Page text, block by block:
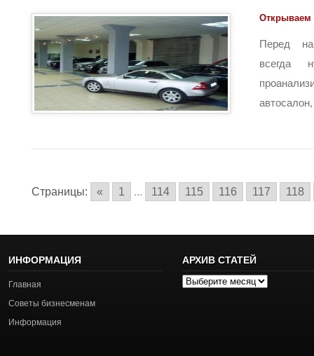
Открываем
Перед
всегда
Страницы: « 1 ... 114 115 116 117 118
ИНФОРМАЦИЯ
Главная
Советы бизнесменам
Информация
АРХИВ СТАТЕЙ
Архив